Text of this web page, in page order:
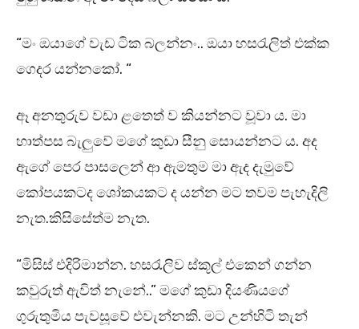
“මං ඔයාගේ වැඩ ටික බලන්නං.. ඔයා හසරැලිත් එක්ක
ගෙදර යන්නකෝ. “
ඈ අනතුරුව වඩා ළතෙත් ව කියන්නට වූවා ය. මා
හාත්පස බැලුවේ මගේ කුඩා සීනු සොයන්නට ය. අද
ඇගේ පෙර පාසලෙන් ආ ඇමතුම මා ඇද දැමුවේ
කෝපයකටද ශෝකයකට ද යන්න මට තවම පැහැදිලි
නැත.කිසිසේත්ම නැත.
“මිසිස් එදිරිමාන්න. හසරැලිව ස්කූල් එකෙන් ගන්න
කවුරුත් ඇවිත් නැනේ..” මගේ කුඩා දියණියගේ
ගුරුතුමිය පැවසූවේ එවැන්නකි. මට උන්හිටි තැන්